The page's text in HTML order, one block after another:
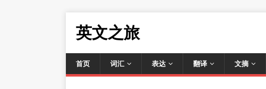
英文之旅
首页 词汇 表达 翻译 文摘